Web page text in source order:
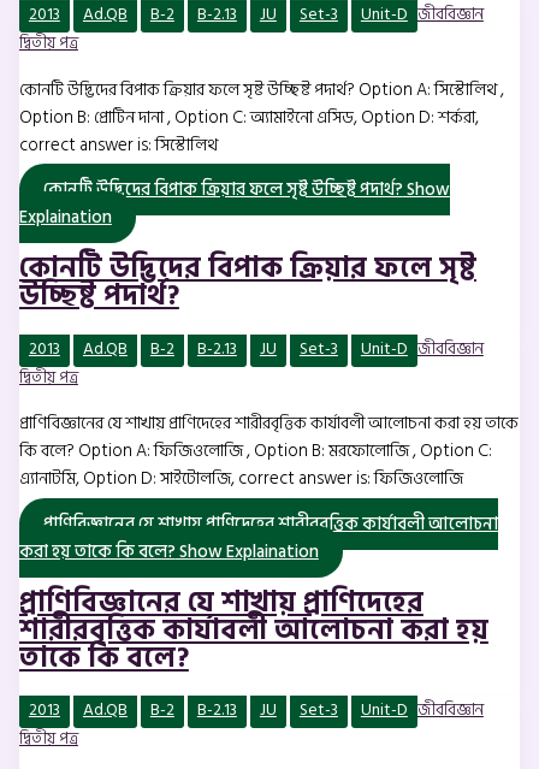
2013 Ad.QB B-2 B-2.13 JU Set-3 Unit-D জীববিজ্ঞান
দ্বিতীয় পত্র
কোনটি উদ্ভিদের বিপাক ক্রিয়ার ফলে সৃষ্ট উচ্ছিষ্ট পদার্থ? Option A: সিস্টোলিথ ,
Option B: প্রোটিন দানা , Option C: অ্যামাইনো এসিড, Option D: শর্করা,
correct answer is: সিস্টোলিথ
কোনটি উদ্ভিদের বিপাক ক্রিয়ার ফলে সৃষ্ট উচ্ছিষ্ট পদার্থ?Show
Explaination
কোনটি উদ্ভিদের বিপাক ক্রিয়ার ফলে সৃষ্ট
উচ্ছিষ্ট পদার্থ?
2013 Ad.QB B-2 B-2.13 JU Set-3 Unit-D জীববিজ্ঞান
দ্বিতীয় পত্র
প্রাণিবিজ্ঞানের যে শাখায় প্রাণিদেহের শারীরবৃত্তিক কার্যাবলী আলোচনা করা হয় তাকে
কি বলে? Option A: ফিজিওলোজি , Option B: মরফোলোজি , Option C:
এ্যানাটমি, Option D: সাইটোলজি, correct answer is: ফিজিওলোজি
প্রাণিবিজ্ঞানের যে শাখায় প্রাণিদেহের শারীরবৃত্তিক কার্যাবলী আলোচনা
করা হয় তাকে কি বলে?Show Explaination
প্রাণিবিজ্ঞানের যে শাখায় প্রাণিদেহের
শারীরবৃত্তিক কার্যাবলী আলোচনা করা হয়
তাকে কি বলে?
2013 Ad.QB B-2 B-2.13 JU Set-3 Unit-D জীববিজ্ঞান
দ্বিতীয় পত্র